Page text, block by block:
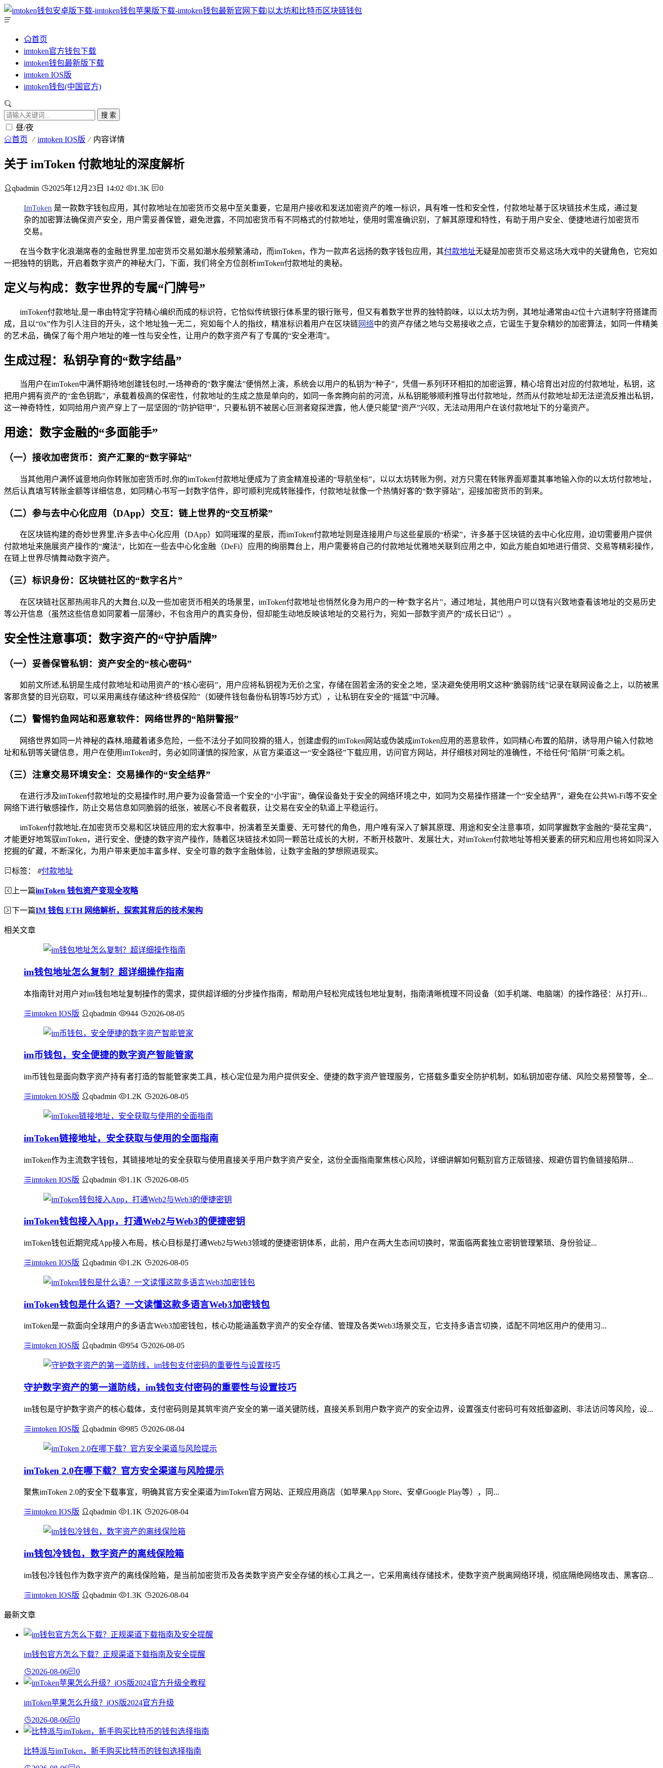
首页
imtoken官方钱包下载
imtoken钱包最新版下载
imtoken IOS版
imtoken钱包(中国官方)
搜 索
昼/夜
首页 imtoken IOS版 内容详情
关于 imToken 付款地址的深度解析
qbadmin 2025年12月23日 14:02 1.3K 0
ImToken 是一款数字钱包应用，其付款地址在加密货币交易中至关重要，它是用户接收和发送加密资产的唯一标识，具有唯一性和安全性，付款地址基于区块链技术生成，通过复
杂的加密算法确保资产安全，用户需妥善保管，避免泄露，不同加密货币有不同格式的付款地址，使用时需准确识别，了解其原理和特性，有助于用户安全、便捷地进行加密货币
交易。
在当今数字化浪潮席卷的金融世界里,加密货币交易如潮水般频繁涌动，而imToken，作为一款声名远扬的数字钱包应用，其付款地址无疑是加密货币交易这场大戏中的关键角色，它宛如
一把独特的钥匙，开启着数字资产的神秘大门，下面，我们将全方位剖析imToken付款地址的奥秘。
定义与构成：数字世界的专属“门牌号”
imToken付款地址,是一串由特定字符精心编织而成的标识符，它恰似传统银行体系里的银行账号，但又有着数字世界的独特韵味，以以太坊为例，其地址通常由42位十六进制字符搭建而
成，且以“0x”作为引人注目的开头，这个地址独一无二，宛如每个人的指纹，精准标识着用户在区块链网络中的资产存储之地与交易接收之点，它诞生于复杂精妙的加密算法，如同一件精美
的艺术品，确保了每个用户地址的唯一性与安全性，让用户的数字资产有了专属的“安全港湾”。
生成过程：私钥孕育的“数字结晶”
当用户在imToken中满怀期待地创建钱包时,一场神奇的“数字魔法”便悄然上演，系统会以用户的私钥为“种子”，凭借一系列环环相扣的加密运算，精心培育出对应的付款地址，私钥，这
把用户拥有资产的“金色钥匙”，承载着极高的保密性，付款地址的生成之旅是单向的，如同一条奔腾向前的河流，从私钥能够顺利推导出付款地址，然而从付款地址却无法逆流反推出私钥，
这一神奇特性，如同给用户资产穿上了一层坚固的“防护铠甲”，只要私钥不被居心叵测者窥探泄露，他人便只能望“资产”兴叹，无法动用用户在该付款地址下的分毫资产。
用途：数字金融的“多面能手”
（一）接收加密货币：资产汇聚的“数字驿站”
当其他用户满怀诚意地向你转账加密货币时,你的imToken付款地址便成为了资金精准投递的“导航坐标”，以以太坊转账为例，对方只需在转账界面郑重其事地输入你的以太坊付款地址，
然后认真填写转账金额等详细信息，如同精心书写一封数字信件，即可顺利完成转账操作，付款地址就像一个热情好客的“数字驿站”，迎接加密货币的到来。
（二）参与去中心化应用（DApp）交互：链上世界的“交互桥梁”
在区块链构建的奇妙世界里,许多去中心化应用（DApp）如同璀璨的星辰，而imToken付款地址则是连接用户与这些星辰的“桥梁”，许多基于区块链的去中心化应用，迫切需要用户提供
付款地址来施展资产操作的“魔法”，比如在一些去中心化金融（DeFi）应用的绚丽舞台上，用户需要将自己的付款地址优雅地关联到应用之中，如此方能自如地进行借贷、交易等精彩操作，
在链上世界尽情舞动数字资产。
（三）标识身份：区块链社区的“数字名片”
在区块链社区那热闹非凡的大舞台,以及一些加密货币相关的场景里，imToken付款地址也悄然化身为用户的一种“数字名片”，通过地址，其他用户可以饶有兴致地查看该地址的交易历史
等公开信息（虽然这些信息如同蒙着一层薄纱，不包含用户的真实身份，但却能生动地反映该地址的交易行为，宛如一部数字资产的“成长日记”）。
安全性注意事项：数字资产的“守护盾牌”
（一）妥善保管私钥：资产安全的“核心密码”
如前文所述,私钥是生成付款地址和动用资产的“核心密码”，用户应将私钥视为无价之宝，存储在固若金汤的安全之地，坚决避免使用明文这种“脆弱防线”记录在联网设备之上，以防被黑
客那贪婪的目光窃取，可以采用离线存储这种“终极保险”（如硬件钱包备份私钥等巧妙方式），让私钥在安全的“摇篮”中沉睡。
（二）警惕钓鱼网站和恶意软件：网络世界的“陷阱警报”
网络世界如同一片神秘的森林,暗藏着诸多危险，一些不法分子如同狡猾的猎人，创建虚假的imToken网站或伪装成imToken应用的恶意软件，如同精心布置的陷阱，诱导用户输入付款地
址和私钥等关键信息，用户在使用imToken时，务必如同谨慎的探险家，从官方渠道这一“安全路径”下载应用，访问官方网站，并仔细核对网址的准确性，不给任何“陷阱”可乘之机。
（三）注意交易环境安全：交易操作的“安全结界”
在进行涉及imToken付款地址的交易操作时,用户要为设备营造一个安全的“小宇宙”，确保设备处于安全的网络环境之中，如同为交易操作搭建一个“安全结界”，避免在公共Wi-Fi等不安全
网络下进行敏感操作，防止交易信息如同脆弱的纸张，被居心不良者截获，让交易在安全的轨道上平稳运行。
imToken付款地址,在加密货币交易和区块链应用的宏大叙事中，扮演着至关重要、无可替代的角色，用户唯有深入了解其原理、用途和安全注意事项，如同掌握数字金融的“葵花宝典”，
才能更好地驾驭imToken，进行安全、便捷的数字资产操作，随着区块链技术如同一颗茁壮成长的大树，不断开枝散叶、发展壮大，对imToken付款地址等相关要素的研究和应用也将如同深入
挖掘的矿藏，不断深化，为用户带来更加丰富多样、安全可靠的数字金融体验，让数字金融的梦想照进现实。
标签： #付款地址
上一篇imToken 钱包资产变现全攻略
下一篇IM 钱包 ETH 网络解析，探索其背后的技术架构
相关文章
im钱包地址怎么复制？超详细操作指南
本指南针对用户对im钱包地址复制操作的需求，提供超详细的分步操作指南，帮助用户轻松完成钱包地址复制，指南清晰梳理不同设备（如手机端、电脑端）的操作路径：从打开i...
imtoken IOS版 qbadmin 944 2026-08-05
im币钱包，安全便捷的数字资产智能管家
im币钱包是面向数字资产持有者打造的智能管家类工具，核心定位是为用户提供安全、便捷的数字资产管理服务，它搭载多重安全防护机制，如私钥加密存储、风险交易预警等，全...
imtoken IOS版 qbadmin 1.2K 2026-08-05
imToken链接地址，安全获取与使用的全面指南
imToken作为主流数字钱包，其链接地址的安全获取与使用直接关乎用户数字资产安全，这份全面指南聚焦核心风险，详细讲解如何甄别官方正版链接、规避仿冒钓鱼链接陷阱...
imtoken IOS版 qbadmin 1.1K 2026-08-05
imToken钱包接入App，打通Web2与Web3的便捷密钥
imToken钱包近期完成App接入布局，核心目标是打通Web2与Web3领域的便捷密钥体系，此前，用户在两大生态间切换时，常面临两套独立密钥管理繁琐、身份验证...
imtoken IOS版 qbadmin 1.2K 2026-08-05
imToken钱包是什么语？一文读懂这款多语言Web3加密钱包
imToken是一款面向全球用户的多语言Web3加密钱包，核心功能涵盖数字资产的安全存储、管理及各类Web3场景交互，它支持多语言切换，适配不同地区用户的使用习...
imtoken IOS版 qbadmin 954 2026-08-05
守护数字资产的第一道防线，im钱包支付密码的重要性与设置技巧
im钱包是守护数字资产的核心载体，支付密码则是其筑牢资产安全的第一道关键防线，直接关系到用户数字资产的安全边界，设置强支付密码可有效抵御盗刷、非法访问等风险，设...
imtoken IOS版 qbadmin 985 2026-08-04
imToken 2.0在哪下载？官方安全渠道与风险提示
聚焦imToken 2.0的安全下载事宜，明确其官方安全渠道为imToken官方网站、正规应用商店（如苹果App Store、安卓Google Play等），同...
imtoken IOS版 qbadmin 1.1K 2026-08-04
im钱包冷钱包，数字资产的离线保险箱
im钱包冷钱包作为数字资产的离线保险箱，是当前加密货币及各类数字资产安全存储的核心工具之一，它采用离线存储技术，使数字资产脱离网络环境，彻底隔绝网络攻击、黑客窃...
imtoken IOS版 qbadmin 1.3K 2026-08-04
最新文章
im钱包官方怎么下载？正规渠道下载指南及安全提醒
2026-08-06 0
imToken苹果怎么升级？iOS版2024官方升级
2026-08-06 0
比特派与imToken，新手购买比特币的钱包选择指南